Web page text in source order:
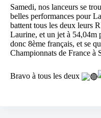
Samedi, nos lanceurs se
belles performances pour
battent tous les deux leurs
Laurine, et un jet à 54,04m
donc 8ème français, et se
Championnats de France à
Bravo à tous les deux